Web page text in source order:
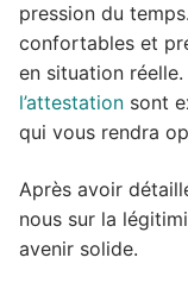
pression du
confortables et
en situation réelle.
l’attestation sont
qui vous rendra
Après avoir
nous sur la
avenir solide.